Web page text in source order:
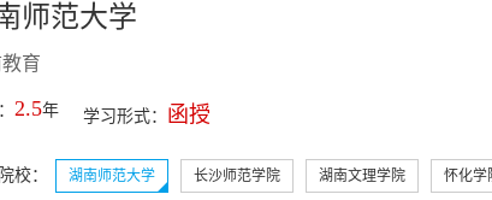
师范大学
育
2.5年 学习形式： 函授
校： 湖南师范大学 长沙师范学院 湖南文理学院 怀化学